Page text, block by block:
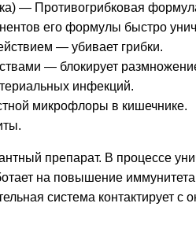
— Противогрибковая
его формулы быстро
— убивает грибки.
— блокирует
инфекций.
микрофлоры в кишечнике.
препарат. В процессе
на повышение
система контактирует